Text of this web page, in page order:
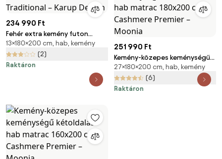
234 990 Ft
Fehér extra kemény futon
matrac 180x200 cm Traditional
– Karup Design
13×180×200 cm, hab, kemény
(2)
Raktáron
251 990 Ft
Kemény-közepes keménységű
kétoldalas hab matrac 180x200
cm Cashmere Premier – Moonia
27×180×200 cm, hab, kemény
(6)
Raktáron